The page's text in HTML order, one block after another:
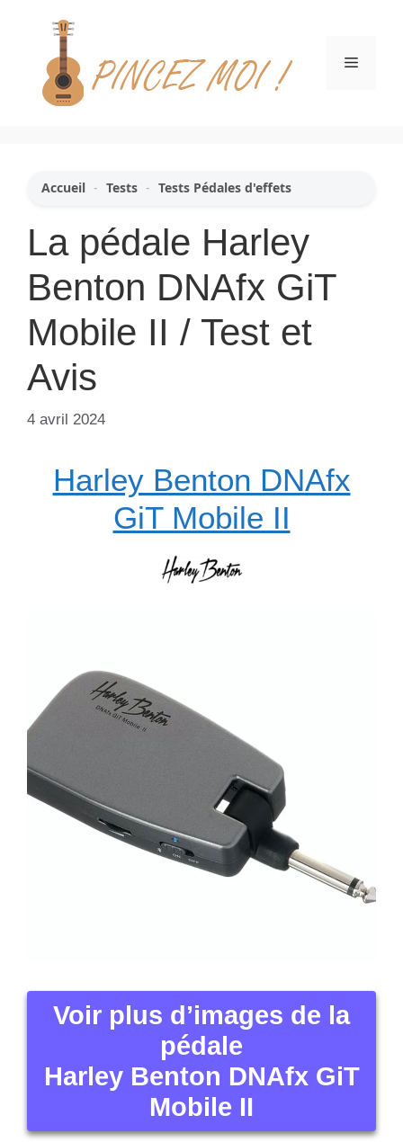
contenu
Menu
Accueil - Tests - Tests Pédales d'effets
La pédale Harley
Benton DNAfx GiT
Mobile II / Test et
Avis
4 avril 2024
Harley Benton DNAfx
GiT Mobile II
Voir plus d’images de la
pédale
Harley Benton DNAfx GiT
Mobile II